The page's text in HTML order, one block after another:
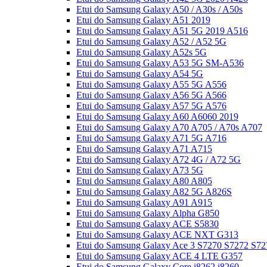
Etui do Samsung Galaxy A50 / A30s / A50s
Etui do Samsung Galaxy A51 2019
Etui do Samsung Galaxy A51 5G 2019 A516
Etui do Samsung Galaxy A52 / A52 5G
Etui do Samsung Galaxy A52s 5G
Etui do Samsung Galaxy A53 5G SM-A536
Etui do Samsung Galaxy A54 5G
Etui do Samsung Galaxy A55 5G A556
Etui do Samsung Galaxy A56 5G A566
Etui do Samsung Galaxy A57 5G A576
Etui do Samsung Galaxy A60 A6060 2019
Etui do Samsung Galaxy A70 A705 / A70s A707
Etui do Samsung Galaxy A71 5G A716
Etui do Samsung Galaxy A71 A715
Etui do Samsung Galaxy A72 4G / A72 5G
Etui do Samsung Galaxy A73 5G
Etui do Samsung Galaxy A80 A805
Etui do Samsung Galaxy A82 5G A826S
Etui do Samsung Galaxy A91 A915
Etui do Samsung Galaxy Alpha G850
Etui do Samsung Galaxy ACE S5830
Etui do Samsung Galaxy ACE NXT G313
Etui do Samsung Galaxy Ace 3 S7270 S7272
Etui do Samsung Galaxy ACE 4 LTE G357